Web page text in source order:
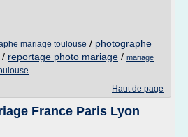
mariage toulouse / photographe
/ reportage photo mariage / mariage
Haut de page
France Paris Lyon